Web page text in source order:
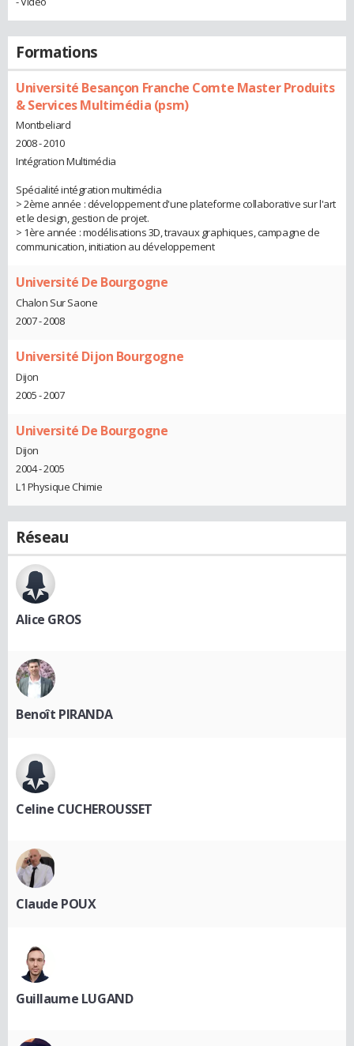
Formations
Université Besançon Franche Comte Master Produits
& Services Multimédia (psm)
Montbeliard
2008 - 2010
Intégration Multimédia
Spécialité intégration multimédia
> 2ème année : développement d'une plateforme collaborative sur l'art
et le design, gestion de projet.
> 1ère année : modélisations 3D, travaux graphiques, campagne de
communication, initiation au développement
Université De Bourgogne
Chalon Sur Saone
2007 - 2008
Université Dijon Bourgogne
Dijon
2005 - 2007
Université De Bourgogne
Dijon
2004 - 2005
L1 Physique Chimie
Réseau
Alice GROS
Benoît PIRANDA
Celine CUCHEROUSSET
Claude POUX
Guillaume LUGAND